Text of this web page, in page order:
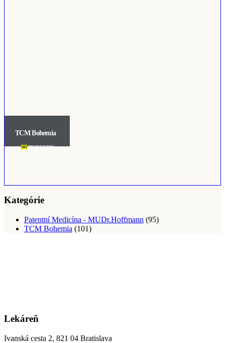
TCM Bohemia
101PRODUKTOV
Kategórie
Patentní Medicína - MUDr.Hoffmann (95)
TCM Bohemia (101)
Lekáreň
Ivanská cesta 2, 821 04 Bratislava